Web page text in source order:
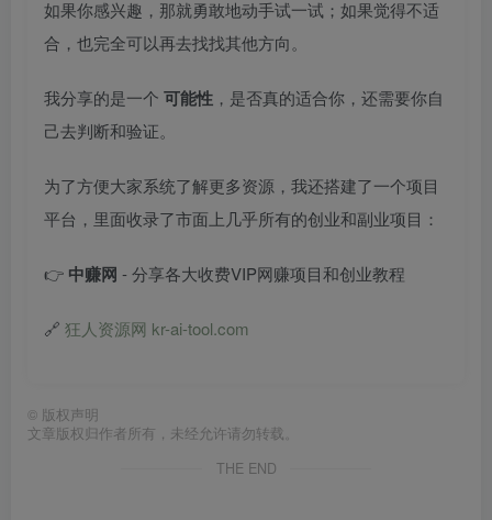
如果你感兴趣，那就勇敢地动手试一试；如果觉得不适
合，也完全可以再去找找其他方向。
我分享的是一个 可能性 ，是否真的适合你，还需要你自
己去判断和验证。
为了方便大家系统了解更多资源，我还搭建了一个项目
平台，里面收录了市面上几乎所有的创业和副业项目：
👉 中赚网 - 分享各大收费VIP网赚项目和创业教程
🔗 狂人资源网 kr-ai-tool.com
© 版权声明
文章版权归作者所有，未经允许请勿转载。
THE END